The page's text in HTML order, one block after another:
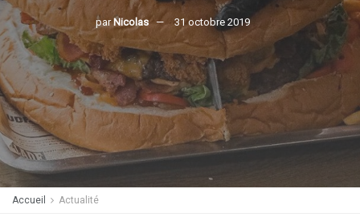
par Nicolas 31 octobre 2019
Accueil Actualité